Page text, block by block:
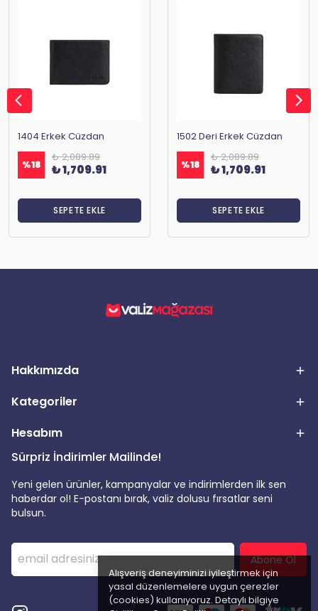
Alışveriş deneyiminizi iyileştirmek için
yasal düzenlemelere uygun çerezler
(cookies) kullanıyoruz. Detaylı bilgiye
1404 Erkek Cüzdan
%18
₺ 2,089.89
₺ 1,709.91
SEPETE EKLE
1502 Deri Erkek Cüzdan
%18
₺ 2,089.89
₺ 1,709.91
SEPETE EKLE
Hakkımızda
Kategoriler
Hesabım
Sürpriz İndirimler Mailinde!
Yeni gelen ürünler, kampanyalar ve indirimlerden ilk sen
haberdar ol! E-postanı bırak, valiz dolusu fırsatlar seni
bulsun.
Abone Ol